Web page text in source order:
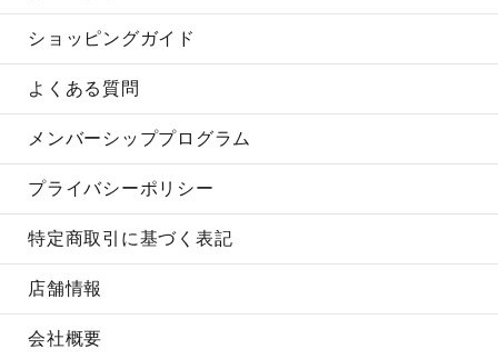
ショッピングガイド
よくある質問
メンバーシッププログラム
プライバシーポリシー
特定商取引に基づく表記
店舗情報
会社概要